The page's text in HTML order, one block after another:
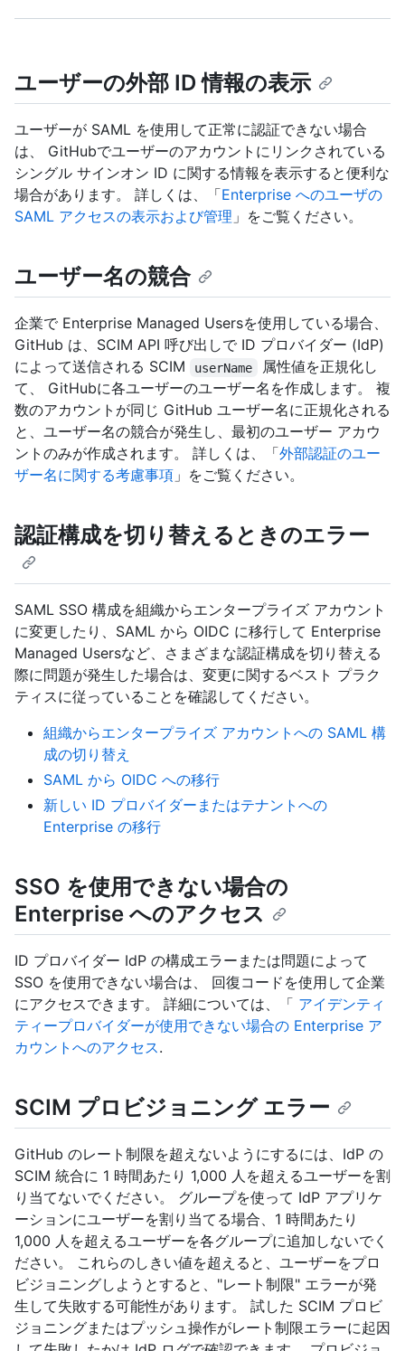
ユーザーの外部 ID 情報の表示
ユーザーが SAML を使用して正常に認証できない場合
は、 GitHubでユーザーのアカウントにリンクされている
シングル サインオン ID に関する情報を表示すると便利な
場合があります。 詳しくは、「Enterprise へのユーザの
SAML アクセスの表示および管理 」をご覧ください。
ユーザー名の競合
企業で Enterprise Managed Usersを使用している場合、
GitHub は、SCIM API 呼び出しで ID プロバイダー (IdP)
によって送信される SCIM
userName
属性値を正規化し
て、 GitHubに各ユーザーのユーザー名を作成します。 複
数のアカウントが同じ GitHub ユーザー名に正規化される
と、ユーザー名の競合が発生し、最初のユーザー アカウ
ントのみが作成されます。 詳しくは、「外部認証のユー
ザー名に関する考慮事項 」をご覧ください。
認証構成を切り替えるときのエラー
SAML SSO 構成を組織からエンタープライズ アカウント
に変更したり、SAML から OIDC に移行して Enterprise
Managed Usersなど、さまざまな認証構成を切り替える
際に問題が発生した場合は、変更に関するベスト プラク
ティスに従っていることを確認してください。
組織からエンタープライズ アカウントへの SAML 構
成の切り替え
SAML から OIDC への移行
新しい ID プロバイダーまたはテナントへの
Enterprise の移行
SSO を使用できない場合の
Enterprise へのアクセス
ID プロバイダー IdP の構成エラーまたは問題によって
SSO を使用できない場合は、 回復コードを使用して企業
にアクセスできます。 詳細については、「 アイデンティ
ティープロバイダーが使用できない場合の Enterprise ア
カウントへのアクセス.
SCIM プロビジョニング エラー
GitHub のレート制限を超えないようにするには、IdP の
SCIM 統合に 1 時間あたり 1,000 人を超えるユーザーを割
り当てないでください。 グループを使って IdP アプリケ
ーションにユーザーを割り当てる場合、1 時間あたり
1,000 人を超えるユーザーを各グループに追加しないでく
ださい。 これらのしきい値を超えると、ユーザーをプロ
ビジョニングしようとすると、"レート制限" エラーが発
生して失敗する可能性があります。 試した SCIM プロビ
ジョニングまたはプッシュ操作がレート制限エラーに起因